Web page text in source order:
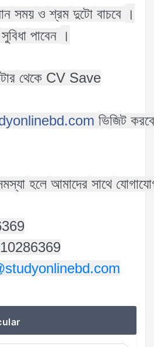
সময় ও শ্রম দুটো বাচবে ।
সুবিধা পাবেন ।
থেকে CV Save
ভিজিট
হলে আমাদের সাথে